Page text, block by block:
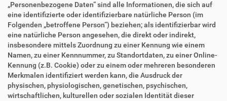
„Personenbezogene Daten“ sind alle Informationen, die sich auf
eine identifizierte oder identifizierbare natürliche Person (im
Folgenden „betroffene Person“) beziehen; als identifizierbar wird
eine natürliche Person angesehen, die direkt oder indirekt,
insbesondere mittels Zuordnung zu einer Kennung wie einem
Namen, zu einer Kennnummer, zu Standortdaten, zu einer Online-
Kennung (z.B. Cookie) oder zu einem oder mehreren besonderen
Merkmalen identifiziert werden kann, die Ausdruck der
physischen, physiologischen, genetischen, psychischen,
wirtschaftlichen, kulturellen oder sozialen Identität dieser